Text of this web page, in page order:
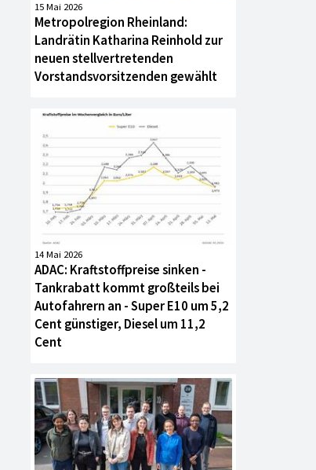
15 Mai 2026
Metropolregion Rheinland:
Landrätin Katharina Reinhold zur
neuen stellvertretenden
Vorstandsvorsitzenden gewählt
14 Mai 2026
ADAC: Kraftstoffpreise sinken -
Tankrabatt kommt großteils bei
Autofahrern an - Super E10 um 5,2
Cent günstiger, Diesel um 11,2
Cent